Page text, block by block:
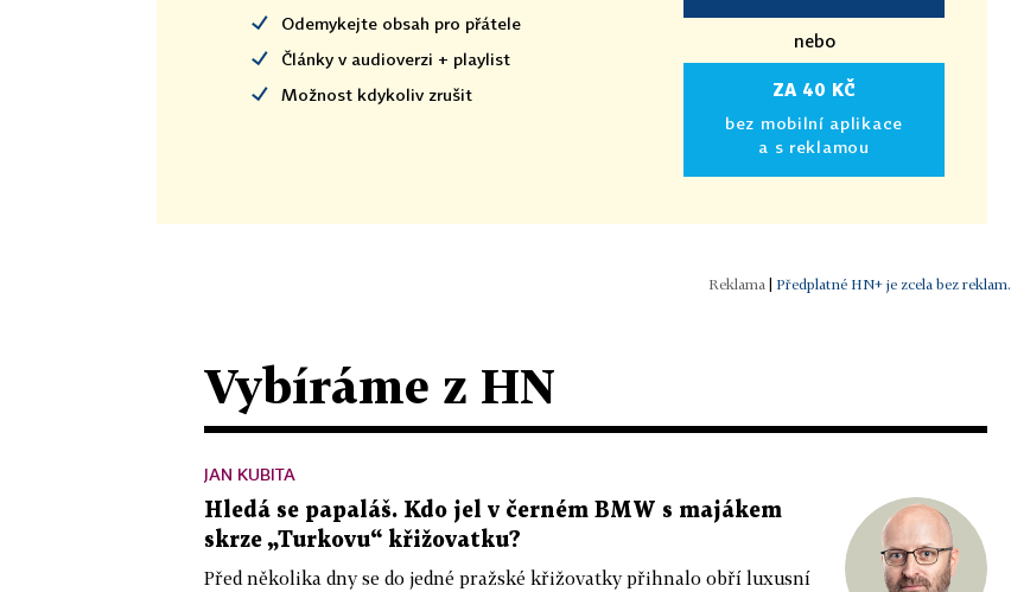
Odemykejte obsah pro přátele
Články v audioverzi + playlist
Možnost kdykoliv zrušit
nebo
ZA 40 KČ
bez mobilní aplikace
a s reklamou
Předplatné HN+ je zcela bez reklam.
Vybíráme z HN
JAN KUBITA
Hledá se papaláš. Kdo jel v černém BMW s majákem
skrze „Turkovu“ křižovatku?
Před několika dny se do jedné pražské křižovatky přihnalo obří luxusní